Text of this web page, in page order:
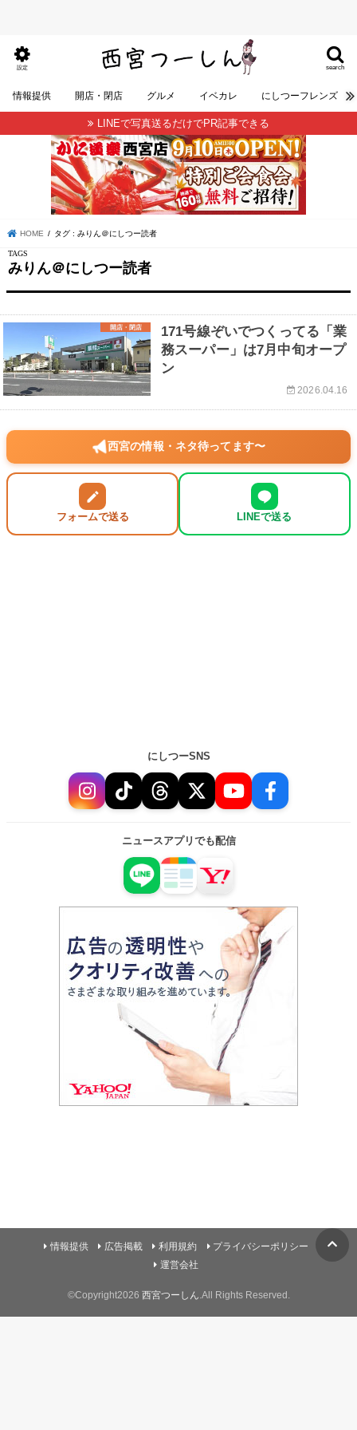
search
設定
情報提供 開店・閉店 グルメ イベカレ にしつーフレンズ
LINEで写真送るだけでPR記事できる
HOME タグ : みりん＠にしつー読者
みりん＠にしつー読者
開店・閉店
171号線ぞいでつくってる「業
務スーパー」は7月中旬オープ
ン
2026.04.16
西宮の情報・ネタ待ってます〜
フォームで送る LINEで送る
にしつーSNS
ニュースアプリでも配信
情報提供 広告掲載 利用規約
プライバシーポリシー
運営会社
©Copyright2026 西宮つーしん .All Rights Reserved.